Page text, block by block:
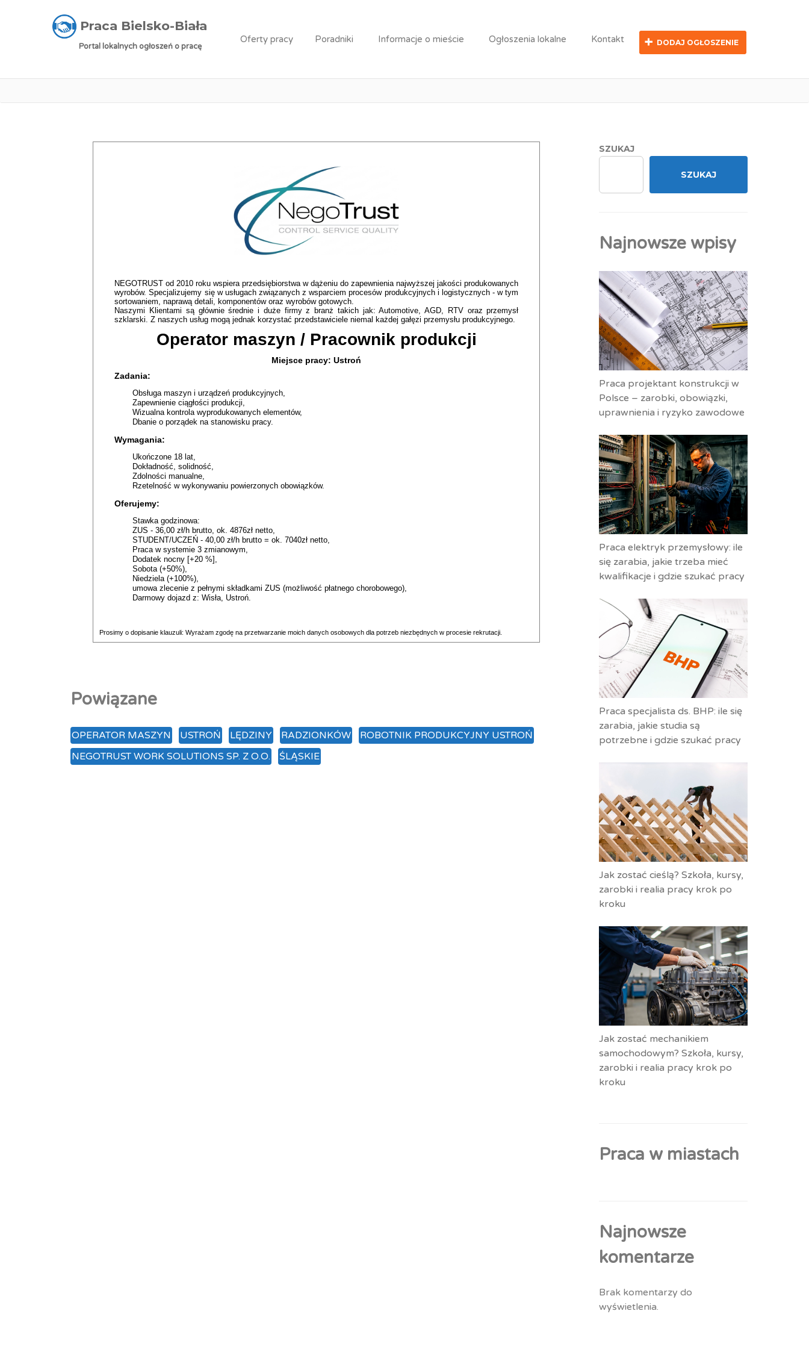
Praca Bielsko-Biała
Portal lokalnych ogłoszeń o pracę
Oferty pracy Poradniki Informacje o mieście Ogłoszenia lokalne Kontakt DODAJ OGŁOSZENIE
Praca Bielsko-Biała » Oferty pracy
Praca: Operator maszyn / Pracownik produkcji
NEGOTRUST od 2010 roku wspiera przedsiębiorstwa w dążeniu do zapewnienia najwyższej jakości produkowanych
wyrobów. Specjalizujemy się w usługach związanych z wsparciem procesów produkcyjnych i logistycznych - w tym
sortowaniem, naprawą detali, komponentów oraz wyrobów gotowych.
Naszymi Klientami są głównie średnie i duże firmy z branż takich jak: Automotive, AGD, RTV oraz przemysł
szklarski. Z naszych usług mogą jednak korzystać przedstawiciele niemal każdej gałęzi przemysłu produkcyjnego.
Operator maszyn / Pracownik produkcji
Miejsce pracy: Ustroń
Zadania:
Obsługa maszyn i urządzeń produkcyjnych,
Zapewnienie ciągłości produkcji,
Wizualna kontrola wyprodukowanych elementów,
Dbanie o porządek na stanowisku pracy.
Wymagania:
Ukończone 18 lat,
Dokładność, solidność,
Zdolności manualne,
Rzetelność w wykonywaniu powierzonych obowiązków.
Oferujemy:
Stawka godzinowa:
ZUS - 36,00 zł/h brutto, ok. 4876zł netto,
STUDENT/UCZEŃ - 40,00 zł/h brutto = ok. 7040zł netto,
Praca w systemie 3 zmianowym,
Dodatek nocny [+20 %],
Sobota (+50%),
Niedziela (+100%),
umowa zlecenie z pełnymi składkami ZUS (możliwość płatnego chorobowego),
Darmowy dojazd z: Wisła, Ustroń.
Prosimy o dopisanie klauzuli: Wyrażam zgodę na przetwarzanie moich danych osobowych dla potrzeb niezbędnych w procesie rekrutacji.
Powiązane
OPERATOR MASZYN USTROŃ LĘDZINY RADZIONKÓW
ROBOTNIK PRODUKCYJNY USTROŃ
NEGOTRUST WORK SOLUTIONS SP. Z O.O.
ŚLĄSKIE
SZUKAJ
SZUKAJ
Najnowsze wpisy
Praca projektant konstrukcji w
Polsce – zarobki, obowiązki,
uprawnienia i ryzyko zawodowe
Praca elektryk przemysłowy: ile
się zarabia, jakie trzeba mieć
kwalifikacje i gdzie szukać pracy
Praca specjalista ds. BHP: ile się
zarabia, jakie studia są
potrzebne i gdzie szukać pracy
Jak zostać cieślą? Szkoła, kursy,
zarobki i realia pracy krok po
kroku
Jak zostać mechanikiem
samochodowym? Szkoła, kursy,
zarobki i realia pracy krok po
kroku
Praca w miastach
Najnowsze
komentarze
Brak komentarzy do
wyświetlenia.